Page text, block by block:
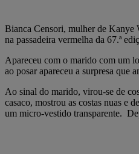
Bianca Censori, mulher de Kanye
na passadeira vermelha da 67.ª
Apareceu com o marido com um
ao posar apareceu a surpresa que
Ao sinal do marido, virou-se de
casaco, mostrou as costas nuas e
um micro-vestido transparente.